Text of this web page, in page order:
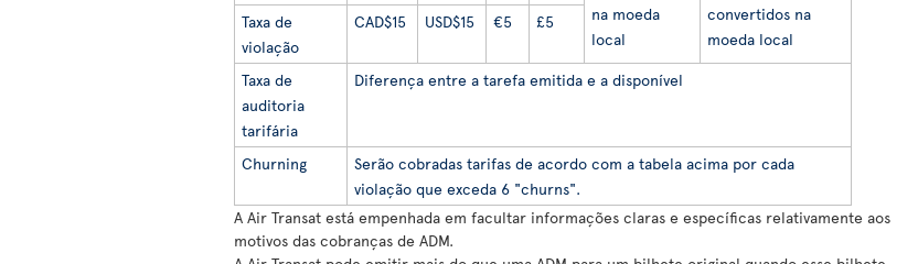
na moeda
local
convertidos na
moeda local
Taxa de
violação
CAD$15 USD$15 €5 £5
Taxa de
auditoria
tarifária
Diferença entre a tarefa emitida e a disponível
Churning
Serão cobradas tarifas de acordo com a tabela acima por cada
violação que exceda 6 "churns".
A Air Transat está empenhada em facultar informações claras e específicas relativamente aos
motivos das cobranças de ADM.